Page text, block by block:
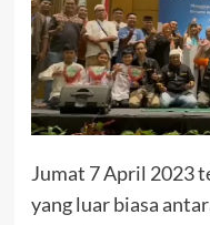
Jumat 7 April 2023
yang luar biasa